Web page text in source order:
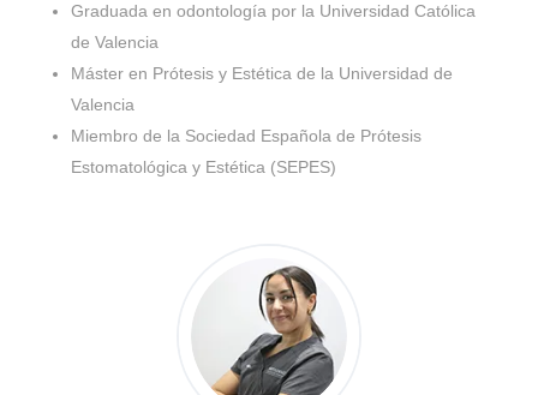
Graduada en odontología por la Universidad Católica
de Valencia
Máster en Prótesis y Estética de la Universidad de
Valencia
Miembro de la Sociedad Española de Prótesis
Estomatológica y Estética (SEPES)